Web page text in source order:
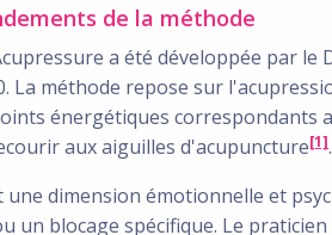
de la méthode
a été développée par
La méthode repose sur
énergétiques correspondants
aux aiguilles d'acupuncture[1].
une dimension émotionnelle et
un blocage spécifique. Le